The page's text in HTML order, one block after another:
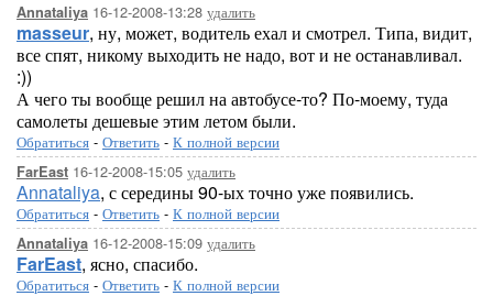
Annataliya 16-12-2008-13:28 удалить
masseur, ну, может, водитель ехал и смотрел. Типа, видит,
все спят, никому выходить не надо, вот и не останавливал.
:))
А чего ты вообще решил на автобусе-то? По-моему, туда
самолеты дешевые этим летом были.
Обратиться - Ответить - К полной версии
FarEast 16-12-2008-15:05 удалить
Annataliya, с середины 90-ых точно уже появились.
Обратиться - Ответить - К полной версии
Annataliya 16-12-2008-15:09 удалить
FarEast, ясно, спасибо.
Обратиться - Ответить - К полной версии